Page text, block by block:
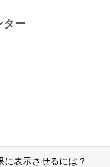
ター
表示させるには？